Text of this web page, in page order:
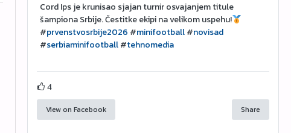
Cord Ips je krunisao sjajan turnir osvajanjem titule
šampiona Srbije. Čestitke ekipi na velikom uspehu!
#prvenstvosrbije2026 #minifootball#novisad
#serbiaminifootball#tehnomedia
4
View on Facebook Share